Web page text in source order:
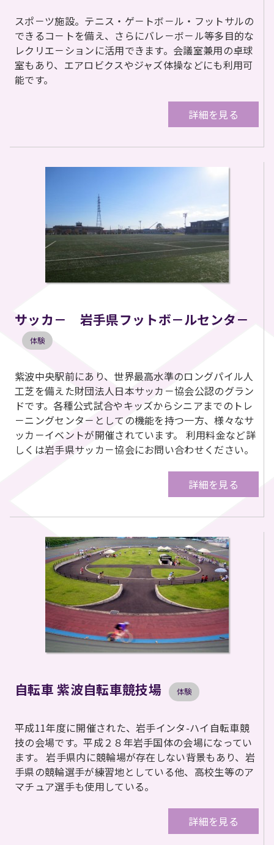
スポ－ツ施設。テニス・ゲ－トボ－ル・フットサルの
できるコ－トを備え、さらにバレ－ボ－ル等多目的な
レクリエ－ションに活用できます。会議室兼用の卓球
室もあり、エアロビクスやジャズ体操などにも利用可
能です。
詳細を見る
サッカ－ 岩手県フットボ－ルセンタ－
体験
紫波中央駅前にあり、世界最高水準のロングパイル人
工芝を備えた財団法人日本サッカ－協会公認のグラン
ドです。各種公式試合やキッズからシニアまでのトレ
－ニングセンタ－としての機能を持つ一方、様々なサ
ッカ－イベントが開催されています。 利用料金など詳
しくは岩手県サッカ－協会にお問い合わせください。
詳細を見る
自転車 紫波自転車競技場 体験
平成11年度に開催された、岩手インタ-ハイ自転車競
技の会場です。平成２８年岩手国体の会場になってい
ます。 岩手県内に競輪場が存在しない背景もあり、岩
手県の競輪選手が練習地としている他、高校生等のア
マチュア選手も使用している。
詳細を見る